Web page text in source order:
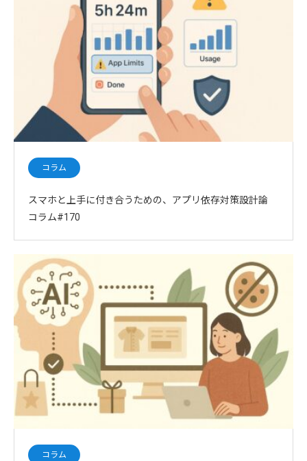
コラム
スマホと上手に付き合うための、アプリ依存対策設計論
コラム#170
コラム